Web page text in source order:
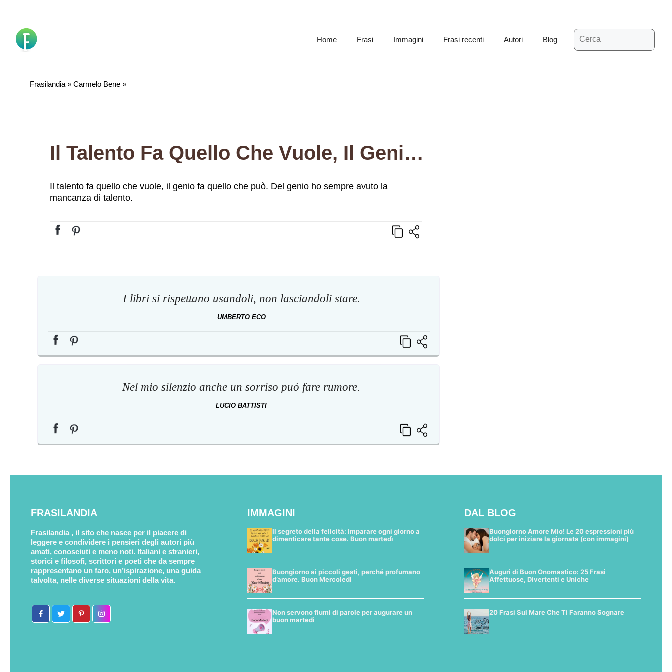
contenuto
Home Frasi Immagini Frasi recenti Autori Blog
Ricerca
per:
Frasilandia »Carmelo Bene »
Il Talento Fa Quello Che Vuole, Il Genio Fa Quello Che Può. Del Genio Ho Sempre Avuto La Mancanza Di Talento.
Il talento fa quello che vuole, il genio fa quello che può. Del genio ho sempre avuto la
mancanza di talento.
I libri si rispettano usandoli, non lasciandoli stare.
UMBERTO ECO
Nel mio silenzio anche un sorriso puó fare rumore.
LUCIO BATTISTI
FRASILANDIA
Frasilandia , il sito che nasce per il piacere di
leggere e condividere i pensieri degli autori più
amati, conosciuti e meno noti. Italiani e stranieri,
storici e filosofi, scrittori e poeti che da sempre
rappresentano un faro, un’ispirazione, una guida
talvolta, nelle diverse situazioni della vita.
IMMAGINI
Il segreto della felicità: Imparare ogni giorno a
dimenticare tante cose. Buon martedì
Buongiorno ai piccoli gesti, perché profumano
d’amore. Buon Mercoledì
Non servono fiumi di parole per augurare un
buon martedì
DAL BLOG
Buongiorno Amore Mio! Le 20 espressioni più
dolci per iniziare la giornata (con immagini)
Auguri di Buon Onomastico: 25 Frasi
Affettuose, Divertenti e Uniche
20 Frasi Sul Mare Che Ti Faranno Sognare